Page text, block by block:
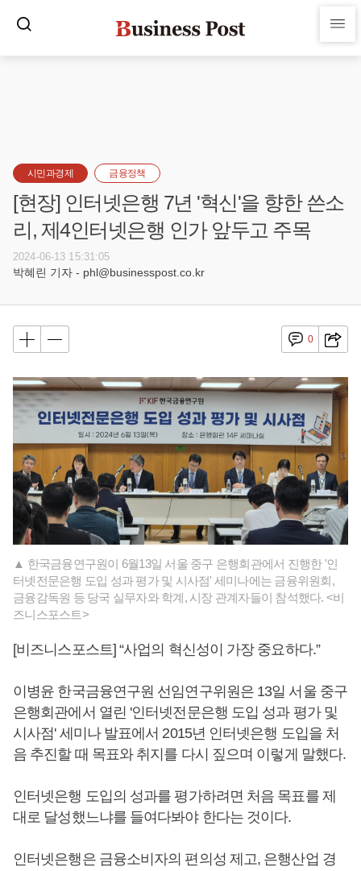
시민과경제 금융정책
[현장] 인터넷은행 7년 '혁신'을 향한 쓴소
리, 제4인터넷은행 인가 앞두고 주목
2024-06-13 15:31:05
박혜린 기자 - phl@businesspost.co.kr
0
▲ 한국금융연구원이 6월13일 서울 중구 은행회관에서 진행한 '인
터넷전문은행 도입 성과 평가 및 시사점' 세미나에는 금융위원회,
금융감독원 등 당국 실무자와 학계, 시장 관계자들이 참석했다. <비
즈니스포스트>
[비즈니스포스트] “사업의 혁신성이 가장 중요하다.”
이병윤 한국금융연구원 선임연구위원은 13일 서울 중구
은행회관에서 열린 '인터넷전문은행 도입 성과 평가 및
시사점' 세미나 발표에서 2015년 인터넷은행 도입을 처
음 추진할 때 목표와 취지를 다시 짚으며 이렇게 말했다.
인터넷은행 도입의 성과를 평가하려면 처음 목표를 제
대로 달성했느냐를 들여다봐야 한다는 것이다.
인터넷은행은 금융소비자의 편의성 제고, 은행산업 경